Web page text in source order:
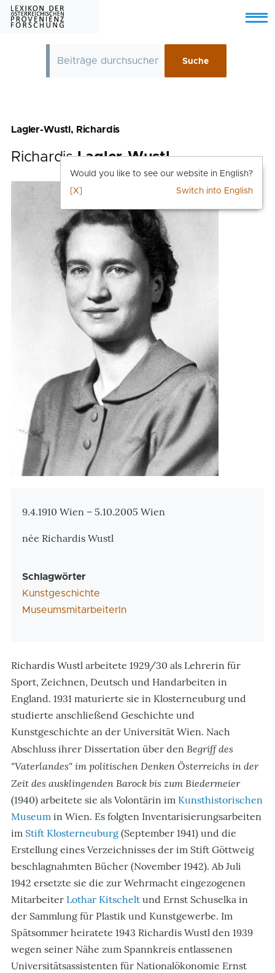
Skip to main content
Menu
Lagler-Wustl, Richardis
RichardisLagler-Wustl
Zusatzinformationen
9.4.1910 Wien – 5.10.2005 Wien
née Richardis Wustl
Schlagwörter
Kunstgeschichte
MuseumsmitarbeiterIn
Richardis Wustl arbeitete 1929/30 als Lehrerin für
Sport, Zeichnen, Deutsch und Handarbeiten in
England. 1931 maturierte sie in Klosterneuburg und
studierte anschließend Geschichte und
Kunstgeschichte an der Universität Wien. Nach
Abschluss ihrer Dissertation über den Begriff des
"Vaterlandes" im politischen Denken Österreichs in der
Zeit des ausklingenden Barock bis zum Biedermeier
(1940) arbeitete sie als Volontärin im Kunsthistorischen
Museum in Wien. Es folgten Inventarisierungsarbeiten
im Stift Klosterneuburg (September 1941) und die
Erstellung eines Verzeichnisses der im Stift Göttweig
beschlagnahmten Bücher (November 1942). Ab Juli
1942 ersetzte sie die zur Wehrmacht eingezogenen
Mitarbeiter Lothar Kitschelt und Ernst Schuselka in
der Sammlung für Plastik und Kunstgewerbe. Im
Spätsommer heiratete 1943 Richardis Wustl den 1939
wegen seiner Nähe zum Spannkreis entlassenen
Universitätsassistenten für Nationalökonomie Ernst
Would you like to see our website in English?
Switch into English
[X]